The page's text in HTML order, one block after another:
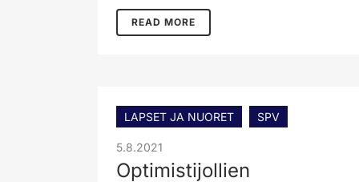
READ MORE
LAPSET JA NUORET SPV
5.8.2021
Optimistijollien